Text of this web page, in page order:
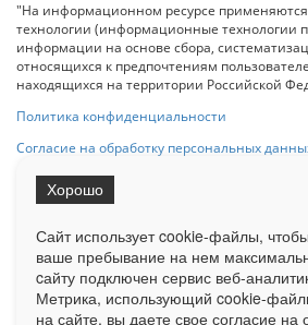
"На информационном ресурсе
технологии (информационные технологии
информации на основе сбора,
относящихся к предпочтениям
находящихся на территории Российской
Политика конфиденциальности
Согласие на обработку персональных
на Сетевое издание «ОрелТаймс»
Ограниченная статистика посещаемости
Liveinternet.ru . Подробная статистика для
у менеджера.
Сайт использует cookie-файлы,
ваше пребывание на нем
cайту подключен сервис веб-
Метрика, использующий cookie-
на сайте, вы даете свое согласие на
Хорошо